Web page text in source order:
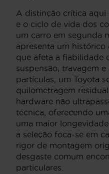
A distinção crítica aqui
e o ciclo de vida dos
um carro em segunda
apresenta um
que afeta a fiabilidade
suspensão, travagem
partículas, um Toyota
quilometragem
hardware não
técnica, oferecendo
uma maior
a seleção foca-se em
rigor de montagem
desgaste comum
particulares.